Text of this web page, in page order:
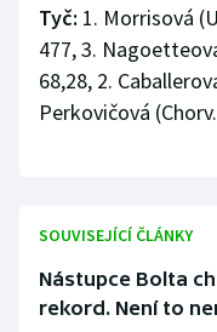
Tyč: 1. Morrisová
477, 3.
68,28, 2.
Perkovičová
SOUVISEJÍCÍ ČLÁNKY
Nástupce Bolta
rekord. Není to